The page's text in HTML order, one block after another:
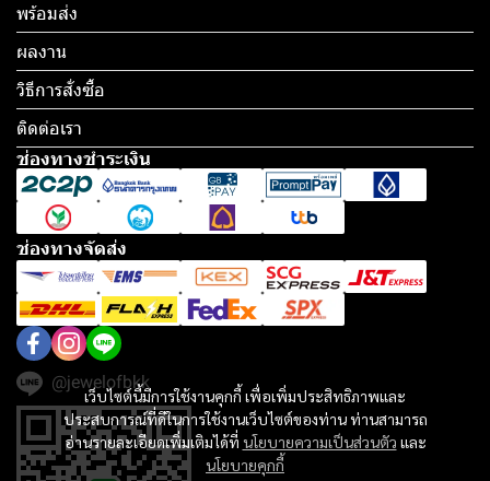
เว็บไซต์นี้มีการใช้งานคุกกี้ เพื่อเพิ่มประสิทธิภาพและ
ประสบการณ์ที่ดีในการใช้งานเว็บไซต์ของท่าน ท่านสามารถ
อ่านรายละเอียดเพิ่มเติมได้ที่ นโยบายความเป็นส่วนตัว และ
นโยบายคุกกี้
พร้อมส่ง
ผลงาน
วิธีการสั่งซื้อ
ติดต่อเรา
ช่องทางชำระเงิน
ช่องทางจัดส่ง
@jewelofbkk